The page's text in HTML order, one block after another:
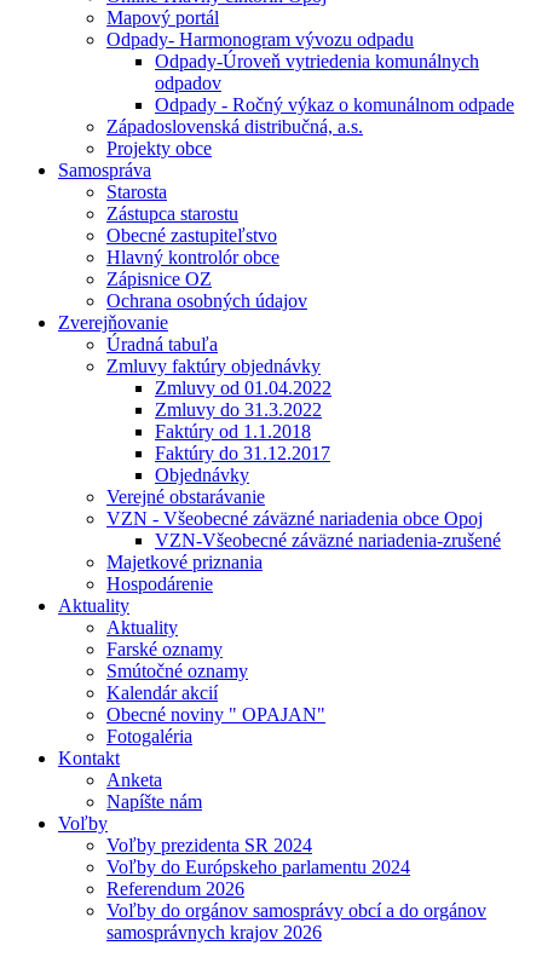
Mapový portál
Odpady- Harmonogram vývozu odpadu
Odpady-Úroveň vytriedenia komunálnych
odpadov
Odpady - Ročný výkaz o komunálnom odpade
Západoslovenská distribučná, a.s.
Projekty obce
Samospráva
Starosta
Zástupca starostu
Obecné zastupiteľstvo
Hlavný kontrolór obce
Zápisnice OZ
Ochrana osobných údajov
Zverejňovanie
Úradná tabuľa
Zmluvy faktúry objednávky
Zmluvy od 01.04.2022
Zmluvy do 31.3.2022
Faktúry od 1.1.2018
Faktúry do 31.12.2017
Objednávky
Verejné obstarávanie
VZN - Všeobecné záväzné nariadenia obce Opoj
VZN-Všeobecné záväzné nariadenia-zrušené
Majetkové priznania
Hospodárenie
Aktuality
Aktuality
Farské oznamy
Smútočné oznamy
Kalendár akcií
Obecné noviny " OPAJAN"
Fotogaléria
Kontakt
Anketa
Napíšte nám
Voľby
Voľby prezidenta SR 2024
Voľby do Európskeho parlamentu 2024
Referendum 2026
Voľby do orgánov samosprávy obcí a do orgánov
samosprávnych krajov 2026